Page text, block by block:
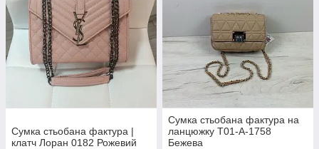
Сумка стьобана фактура |
клатч Лоран 0182 Рожевий
Сумка стьобана фактура на
ланцюжку Т01-А-1758
Бежева